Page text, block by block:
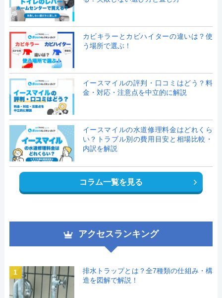
カビキラーとカビハイターの違いは？使
う場所で選ぶ！
イースマイルの評判・口コミはどう？料
金・対応・注意点を中立的に解説
イースマイルの水道修理料金はどれくら
い？トラブル別の費用目安と相場比較・
内訳を解説
コラム一覧を見る
アクセスランキング
1
排水トラップとは？全7種類の仕組み・構
造を図解で解説！